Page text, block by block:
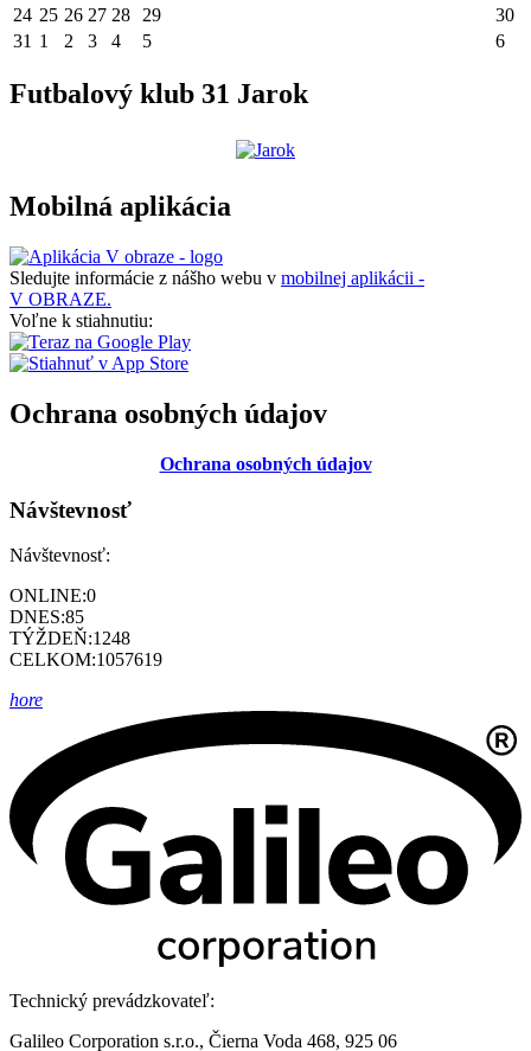
24 25 26 27 28 29
30
31 1 2 3 4 5 6
Futbalový klub 31 Jarok
Mobilná aplikácia
Sledujte informácie z nášho webu v mobilnej aplikácii -
V OBRAZE.
Voľne k stiahnutiu:
Ochrana osobných údajov
Ochrana osobných údajov
Návštevnosť
Návštevnosť:
ONLINE:0
DNES:85
TÝŽDEŇ:1248
CELKOM:1057619
hore
Technický prevádzkovateľ:
Galileo Corporation s.r.o., Čierna Voda 468, 925 06